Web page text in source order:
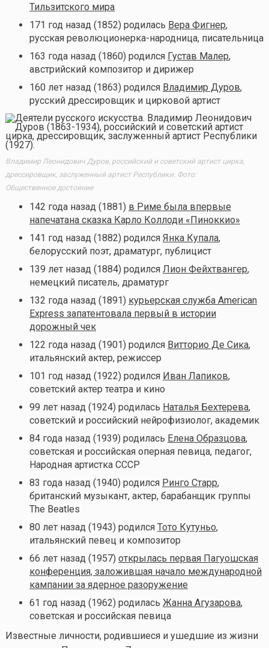
Тильзитского мира
171 год назад (1852) родилась Вера Фигнер,
русская революционерка-народница, писательница
163 года назад (1860) родился Густав Малер,
австрийский композитор и дирижер
160 лет назад (1863) родился Владимир Дуров,
русский дрессировщик и цирковой артист
Владимир Леонидович Дуров, российский и советский артист цирка,
дрессировщик, заслуженный артист Республики. Фото:
Общественное достояние
142 года назад (1881) в Риме была впервые
напечатана сказка Карло Коллоди «Пиноккио»
141 год назад (1882) родился Янка Купала,
белорусский поэт, драматург, публицист
139 лет назад (1884) родился Лион Фейхтвангер,
немецкий писатель, драматург
132 года назад (1891) курьерская служба American
Express запатентовала первый в истории
дорожный чек
122 года назад (1901) родился Витторио Де Сика,
итальянский актер, режиссер
101 год назад (1922) родился Иван Лапиков,
советский актер театра и кино
99 лет назад (1924) родилась Наталья Бехтерева,
советский и российский нейрофизиолог, академик
84 года назад (1939) родилась Елена Образцова,
советская и российская оперная певица, педагог,
Народная артистка СССР
83 года назад (1940) родился Ринго Старр,
британский музыкант, актер, барабанщик группы
The Beatles
80 лет назад (1943) родился Тото Кутуньо,
итальянский певец и композитор
66 лет назад (1957) открылась первая Пагуошская
конференция, заложившая начало международной
кампании за ядерное разоружение
61 год назад (1962) родилась Жанна Агузарова,
советская и российская певица
Известные личности, родившиеся и ушедшие из жизни